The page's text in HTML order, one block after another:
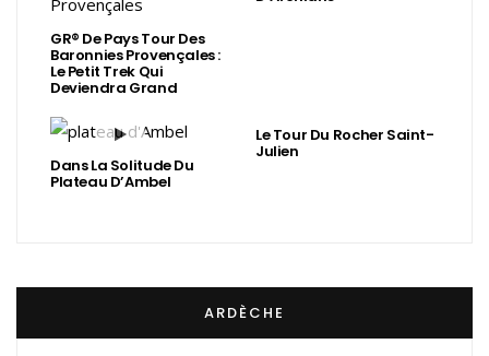
GR® De Pays Tour Des
Baronnies Provençales :
Le Petit Trek Qui
Deviendra Grand
Dans La Solitude Du
Plateau D’Ambel
Le Tour Du Rocher Saint-
Julien
ARDÈCHE